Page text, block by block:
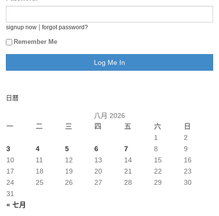
signup now forgot password?
Remember Me
日曆
八月 2026
一
二 三 四 五 六 日
« 七月
1
2
3
4 5 6 7 8
9
10
11 12 13 14 15
16
17
18 19 20 21 22
23
24
25 26 27 28 29
30
31